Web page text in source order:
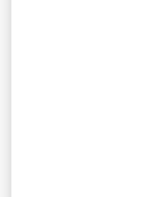
À partir de 2 mois et
semaines
problèmes rénaux
pris pendant
entraîner un faible
amniotique dans
semaines
rétrécissement des